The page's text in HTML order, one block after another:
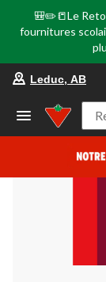
🎒✏️📒Le
fournitures
Leduc, AB